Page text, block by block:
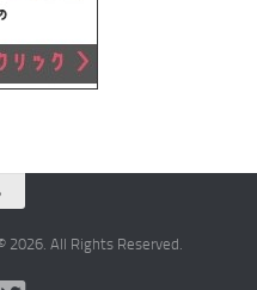
2026. All Rights Reserved.